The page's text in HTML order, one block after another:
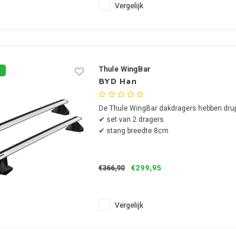
Vergelijk
Thule WingBar
BYD Han
De Thule WingBar dakdragers hebben
✔ set van 2 dragers
✔ stang breedte 8cm
€366,90 €299,95
Vergelijk